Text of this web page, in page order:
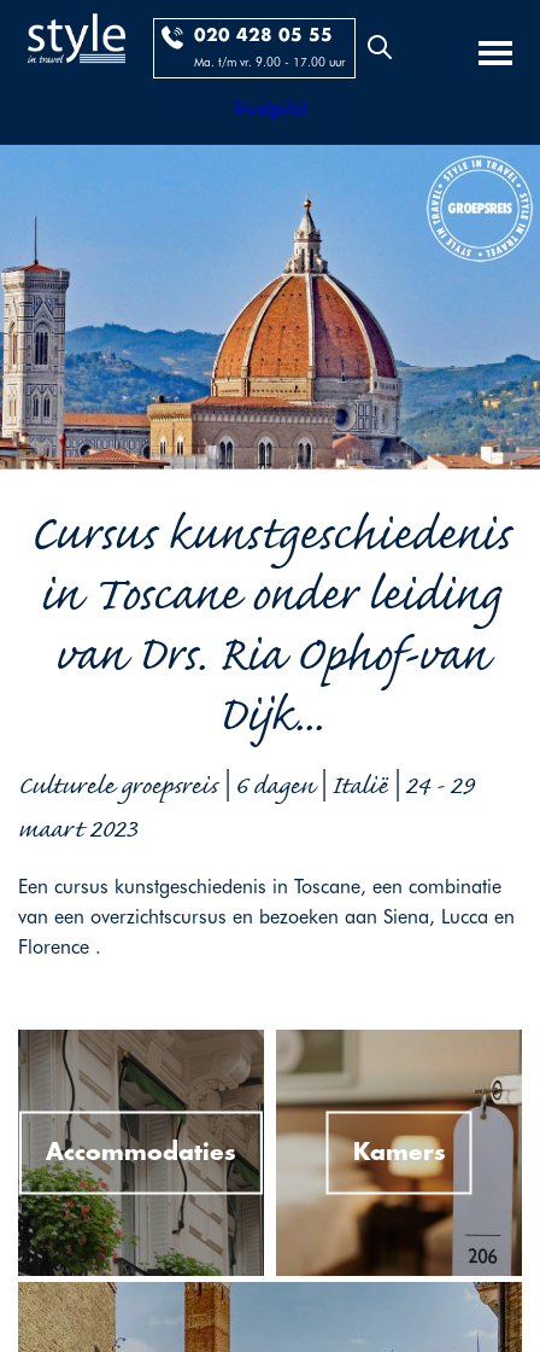
020 428 05 55
Ma. t/m vr. 9.00 - 17.00 uur
Trustpilot
Cursus kunstgeschiedenis
in Toscane onder leiding
van Drs. Ria Ophof-van
Dijk...
Culturele groepsreis | 6 dagen | Italië | 24 - 29
maart 2023
Een cursus kunstgeschiedenis in Toscane, een combinatie
van een overzichtscursus en bezoeken aan Siena, Lucca en
Florence .
Accommodaties Kamers